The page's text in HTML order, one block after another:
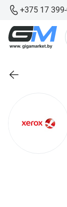
+375 17